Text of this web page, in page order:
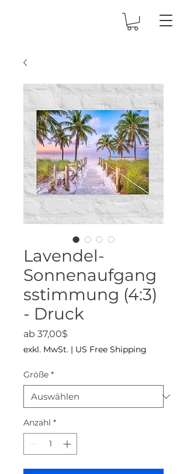
Lavendel-
Sonnenaufgang
sstimmung (4:3)
- Druck
ab 37,00$
exkl. MwSt. | US Free Shipping
Größe *
Anzahl *